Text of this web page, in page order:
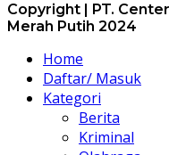
Copyright | PT.
Merah Putih 2024
Home
Daftar/ Masuk
Kategori
Berita
Kriminal